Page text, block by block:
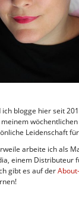
ich blogge hier seit
Leidenschaft
arbeite ich als
einem Distributeur
gibt es auf der